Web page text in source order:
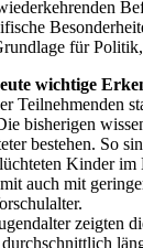
für
wichtige
Teilnehmenden
bisherigen
bestehen. So
Kinder
auch mit
zeigten